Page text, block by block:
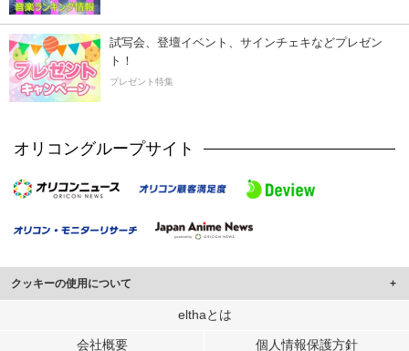
試写会、登壇イベント、サインチェキなどプレゼン
ト！
プレゼント特集
オリコングループサイト
クッキーの使用について
このサイトでは Cookie を使用して、ユーザーに合わせたコンテンツや広告の
行っています。
elthaとは
会社概要 個人情報保護方針